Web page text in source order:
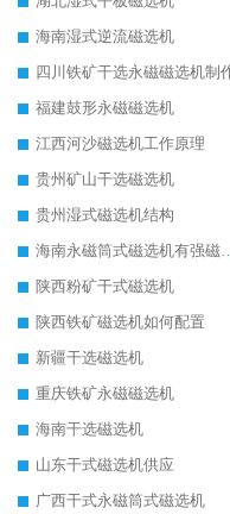
海南湿式逆流磁选机
四川铁矿干选永磁磁选机制
福建鼓形永磁磁选机
江西河沙磁选机工作原理
贵州矿山干选磁选机
贵州湿式磁选机结构
海南永磁筒式
陕西粉矿干式磁选机
陕西铁矿磁选机如何配置
新疆干选磁选机
重庆铁矿永磁磁选机
海南干选磁选机
山东干式磁选机供应
广西干式永磁筒式磁选机